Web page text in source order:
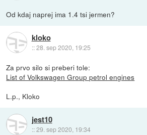
Od kdaj naprej ima 1.4 tsi jermen?
kloko
::28. sep 2020, 19:25
Za prvo silo si preberi tole:
List of Volkswagen Group petrol engines
L.p., Kloko
jest10
::29. sep 2020, 19:34